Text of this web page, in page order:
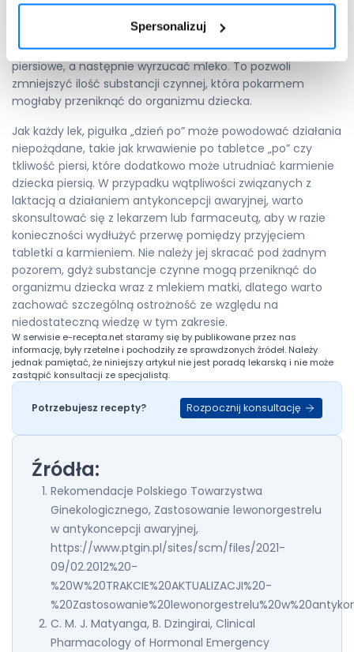
Spersonalizuj
pigułki Escapelle, zaleca się odciągać pokarm przy pomocy
laktatora, aby utrzymać jego produkcję przez gruczoły
piersiowe, a następnie wyrzucać mleko. To pozwoli
zmniejszyć ilość substancji czynnej, która pokarmem
mogłaby przeniknąć do organizmu dziecka.
Jak każdy lek, pigułka „dzień po” może powodować działania
niepożądane, takie jak krwawienie po tabletce „po” czy
tkliwość piersi, które dodatkowo może utrudniać karmienie
dziecka piersią. W przypadku wątpliwości związanych z
laktacją a działaniem antykoncepcji awaryjnej, warto
skonsultować się z lekarzem lub farmaceutą, aby w razie
konieczności wydłużyć przerwę pomiędzy przyjęciem
tabletki a karmieniem. Nie należy jej skracać pod żadnym
pozorem, gdyż substancje czynne mogą przeniknąć do
organizmu dziecka wraz z mlekiem matki, dlatego warto
zachować szczególną ostrożność ze względu na
niedostateczną wiedzę w tym zakresie.
W serwisie e-recepta.net staramy się by publikowane przez nas
informację, były rzetelne i pochodziły ze sprawdzonych źródeł. Należy
jednak pamiętać, że niniejszy artykuł nie jest poradą lekarską i nie może
zastąpić konsultacji ze specjalistą.
Potrzebujesz recepty? Rozpocznij konsultację
Źródła:
Rekomendacje Polskiego Towarzystwa
Ginekologicznego, Zastosowanie lewonorgestrelu
w antykoncepcji awaryjnej,
https://www.ptgin.pl/sites/scm/files/2021-
09/02.2012%20-
%20W%20TRAKCIE%20AKTUALIZACJI%20-
C. M. J. Matyanga, B. Dzingirai, Clinical
Pharmacology of Hormonal Emergency